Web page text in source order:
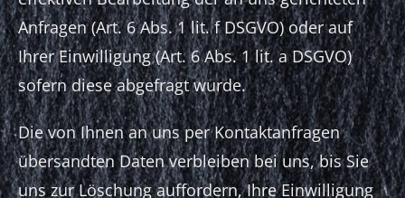
Anfragen (Art. 6 Abs. 1 lit. f DSGVO) oder auf
Ihrer Einwilligung (Art. 6 Abs. 1 lit. a DSGVO)
sofern diese abgefragt wurde.
Die von Ihnen an uns per Kontaktanfragen
übersandten Daten verbleiben bei uns, bis Sie
uns zur Löschung auffordern, Ihre Einwilligung